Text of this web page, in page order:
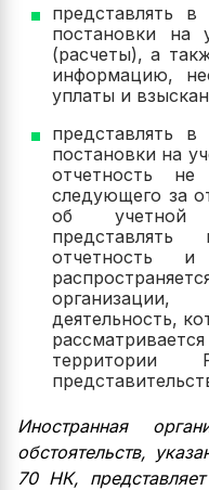
представлять
постановки на
(расчеты), а
информацию,
уплаты и
представлять
постановки на
отчетность
следующего за
об учетной
представлять
отчетность
деятельность,
территории
Иностранная
обстоятельств,
70 НК,